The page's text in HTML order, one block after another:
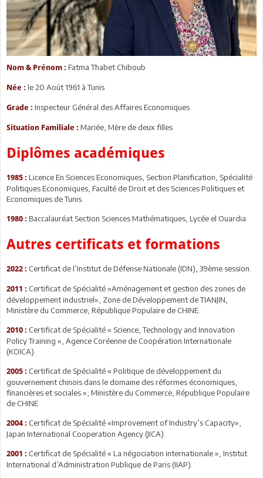
Nom & Prénom : Fatma Thabet Chiboub
Née : le 20 Août 1961 à Tunis
Grade : Inspecteur Général des Affaires Economiques
Situation Familiale : Mariée, Mère de deux filles
Diplômes académiques
1985 : Licence En Sciences Economiques, Section Planification, Spécialité
Politiques Economiques, Faculté de Droit et des Sciences Politiques et
Economiques de Tunis.
1980 : Baccalauréat Section Sciences Mathématiques, Lycée el Ouardia.
Autres certificats et formations
2022 : Certificat de l’Institut de Défense Nationale (IDN), 39ème session.
2011 : Certificat de Spécialité «Aménagement et gestion des zones de
développement industriel», Zone de Développement de TIANJIN,
Ministère du Commerce, République Populaire de CHINE.
2010 : Certificat de Spécialité « Science, Technology and Innovation
Policy Training », Agence Coréenne de Coopération Internationale
(KOICA).
2005 : Certificat de Spécialité « Politique de développement du
gouvernement chinois dans le domaine des réformes économiques,
financières et sociales », Ministère du Commerce, République Populaire
de CHINE.
2004 : Certificat de Spécialité «Improvement of Industry’s Capacity»,
Japan International Cooperation Agency (JICA).
2001 : Certificat de Spécialité « La négociation internationale », Institut
International d’Administration Publique de Paris (IIAP).